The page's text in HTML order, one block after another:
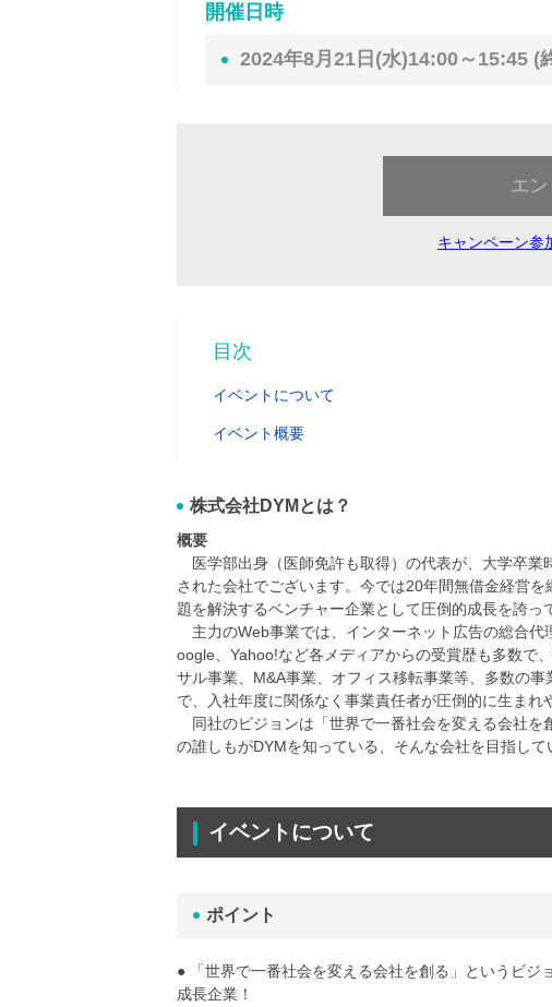
開催日時
2024年8月21日(水)14:00～15:45 (
エン
キャンペーン参
目次
イベントについて
イベント概要
株式会社DYMとは？
概要
医学部出身（医師免許も取得）の代表が、大学卒業
された会社でございます。今では20年間無借金経営
題を解決するベンチャー企業として圧倒的成長を誇っ
主力のWeb事業では、インターネット広告の総合代
oogle、Yahoo!など各メディアからの受賞歴も多数で
サル事業、M&A事業、オフィス移転事業等、多数の
で、入社年度に関係なく事業責任者が圧倒的に生まれ
同社のビジョンは「世界で一番社会を変える会社を
の誰しもがDYMを知っている、そんな会社を目指して
イベントについて
ポイント
● 「世界で一番社会を変える会社を創る」というビジ
成長企業！